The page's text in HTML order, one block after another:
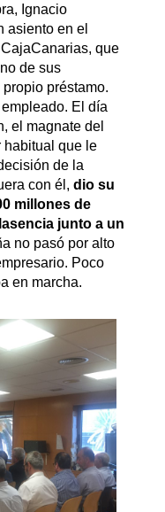
Ignacio
asiento en el
que
de sus
préstamo.
El día
el magnate del
habitual que le
de la
con él, dio su
millones de
junto a un
no pasó por alto
Poco
en marcha.